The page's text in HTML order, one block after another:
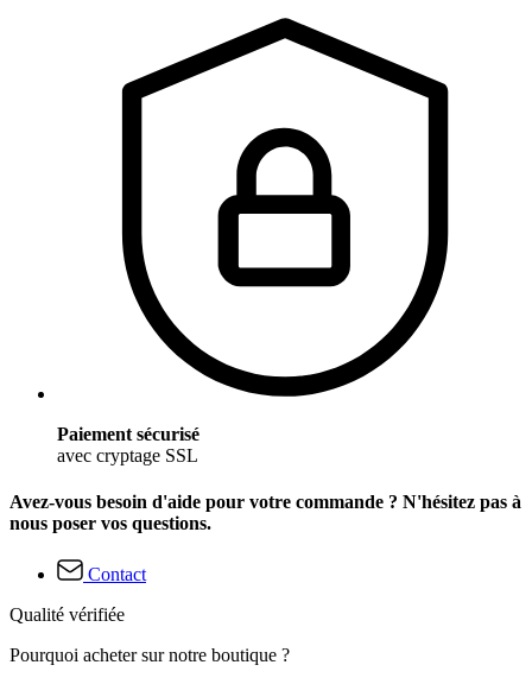
Paiement sécurisé
avec cryptage SSL
Avez-vous besoin d'aide pour votre commande ? N'hésitez pas à
nous poser vos questions.
Contact
Qualité vérifiée
Pourquoi acheter sur notre boutique ?